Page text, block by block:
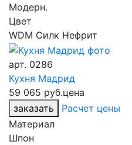
Модерн.
Цвет
WDM Силк Нефрит
арт. 0286
Кухня Мадрид
59 065 руб.цена
заказать
Расчет цены
Материал
Шпон